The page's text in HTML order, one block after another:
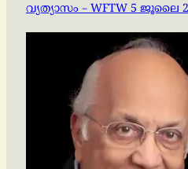
വ്യത്യാസം – WFTW 5 ജൂലൈ